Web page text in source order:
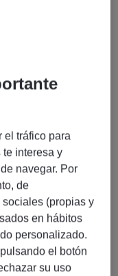
).
,
vida.
Autopilot
de
perfiles,
el tráfico para
interesa y
navegar. Por
de
(propias y
en hábitos
personalizado.
el botón
su uso